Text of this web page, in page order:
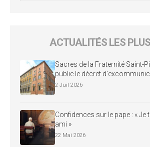
ACTUALITÉS LES
Sacres de la Fraternité Saint-
publie le décret
2 Juil 2026
Confidences sur le pape : « Je
ami »
22 Mai 2026